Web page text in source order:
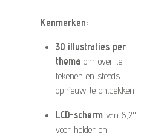
Kenmerken:
30 illustraties per
thema om over te
tekenen en steeds
opnieuw te ontdekken
LCD-schermvan 8,2″
voor helder en